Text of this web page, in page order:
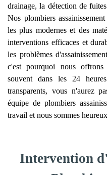
drainage, la détection de
Nos plombiers
les plus modernes et des
interventions efficaces et
les problèmes
c'est pourquoi nous
souvent dans les 24
transparents, vous n'aurez
équipe de plombiers
travail et nous sommes
Intervention